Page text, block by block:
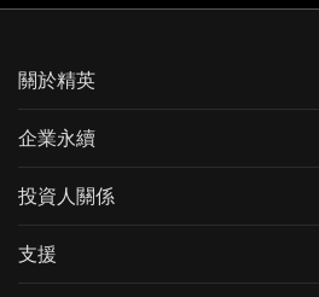
關於精英
企業永續
投資人關係
支援